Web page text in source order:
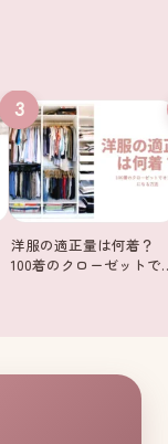
3
洋服の適正量は何着？
100着のクローゼット